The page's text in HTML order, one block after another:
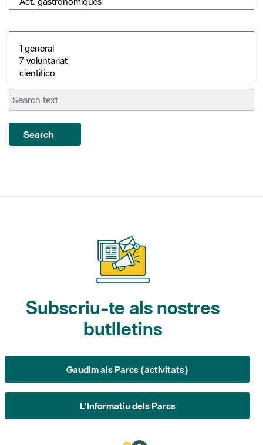
Search
Subscriu-te als nostres
butlletins
Gaudim als Parcs (activitats)
L'Informatiu dels Parcs